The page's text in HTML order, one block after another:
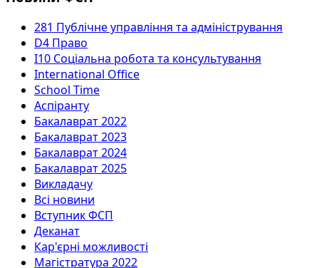
281 Публічне управління та адміністрування
D4 Право
I10 Соціальна робота та консультування
International Office
School Time
Аспіранту
Бакалаврат 2022
Бакалаврат 2023
Бакалаврат 2024
Бакалаврат 2025
Викладачу
Всі новини
Вступник ФСП
Деканат
Кар'єрні можливості
Магістратура 2022